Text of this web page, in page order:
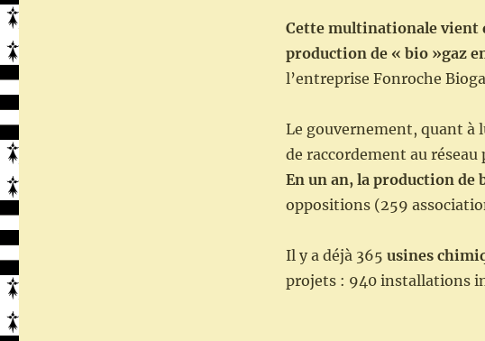
Cette multinationale vient
production de « bio »gaz
l’entreprise Fonroche
Le gouvernement, quant à
de raccordement au
En un an, la production de
oppositions (259
Il y a déjà 365 usines
projets : 940 installations